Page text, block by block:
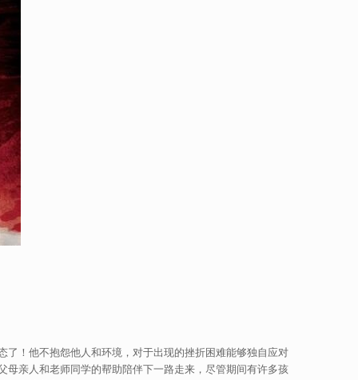
！他不抱怨他人和环境，对于出现的挫折困难能够独自应对
亲人和老师同学的帮助陪伴下一路走来，尽管期间有许多孩